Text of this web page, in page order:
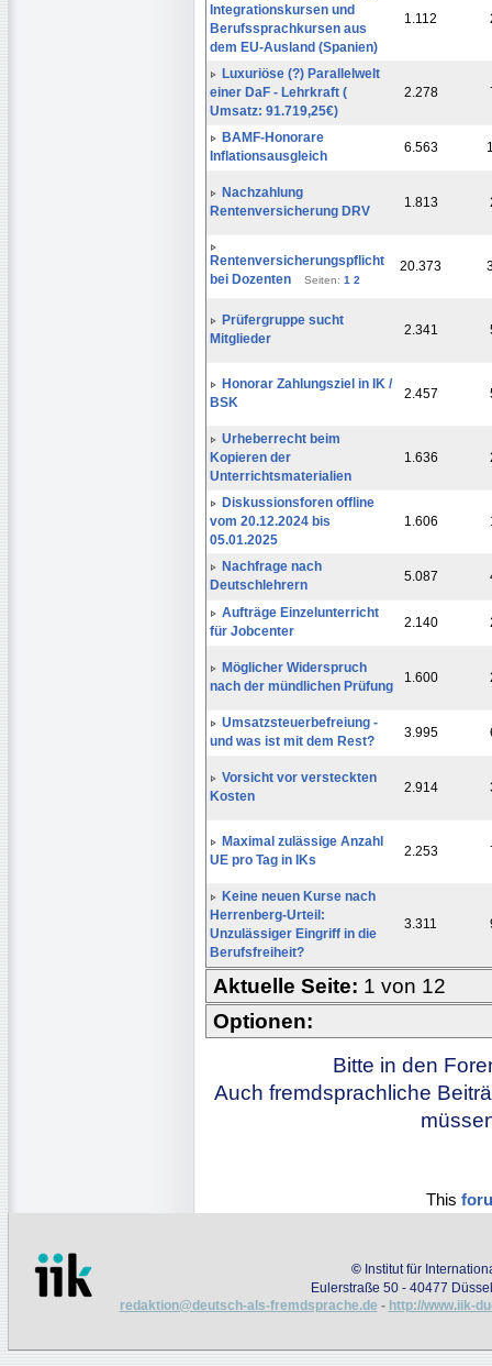
Integrationskursen und
Berufssprachkursen aus
dem EU-Ausland (Spanien)
1.112
Luxuriöse (?) Parallelwelt
einer DaF - Lehrkraft (
Umsatz: 91.719,25€)
2.278
BAMF-Honorare
Inflationsausgleich
6.563
Nachzahlung
Rentenversicherung DRV
1.813
Rentenversicherungspflicht
bei Dozenten
Seiten: 1 2
20.373
Prüfergruppe sucht
Mitglieder
2.341
Honorar Zahlungsziel in IK /
BSK
2.457
Urheberrecht beim
Kopieren der
Unterrichtsmaterialien
1.636
Diskussionsforen offline
vom 20.12.2024 bis
05.01.2025
1.606
Nachfrage nach
Deutschlehrern
5.087
Aufträge Einzelunterricht
für Jobcenter
2.140
Möglicher Widerspruch
nach der mündlichen Prüfung
1.600
Umsatzsteuerbefreiung -
und was ist mit dem Rest?
3.995
Vorsicht vor versteckten
Kosten
2.914
Maximal zulässige Anzahl
UE pro Tag in IKs
2.253
Keine neuen Kurse nach
Herrenberg-Urteil:
Unzulässiger Eingriff in die
Berufsfreiheit?
3.311
Aktuelle Seite: 1 von 12
Optionen:
Bitte in den
Auch fremdsprachliche
This
© Institut für
Eulerstraße 50 - 40477
redaktion@deutsch-als-fremdsprache.de - http://www.iik-